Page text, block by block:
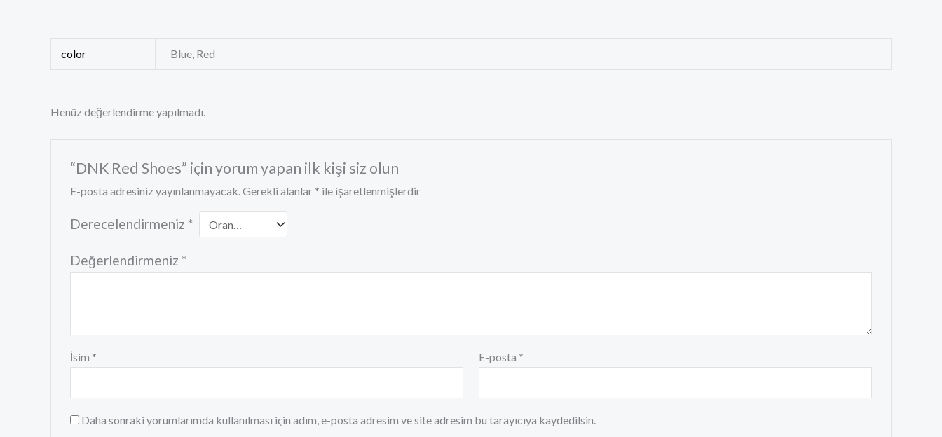
color Blue, Red
Henüz değerlendirme yapılmadı.
“DNK Red Shoes” için yorum yapan ilk kişi siz olun
E-posta adresiniz yayınlanmayacak.Gerekli alanlar * ile işaretlenmişlerdir
Derecelendirmeniz *
Değerlendirmeniz *
İsim * E-posta *
Daha sonraki yorumlarımda kullanılması için adım, e-posta adresim ve site adresim bu tarayıcıya kaydedilsin.